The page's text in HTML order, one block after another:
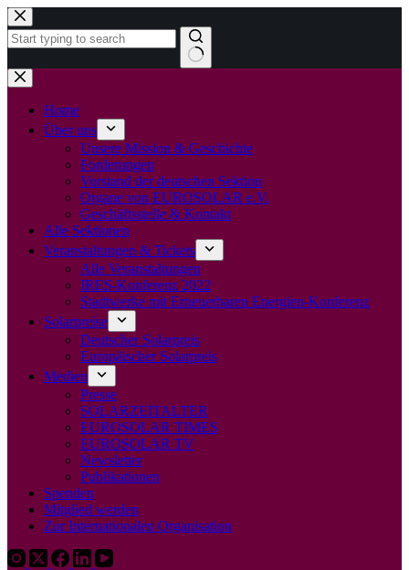
Zum
Inhalt
springen
Keine
Ergebnisse
Home
Über uns
Unsere Mission & Geschichte
Forderungen
Vorstand der deutschen Sektion
Organe von EUROSOLAR e.V.
Geschäftsstelle & Kontakt
Alle Sektionen
Veranstaltungen & Tickets
Alle Veranstaltungen
IRES-Konferenz 2022
Stadtwerke mit Erneuerbaren Energien-Konferenz
Solarpreise
Deutscher Solarpreis
Europäischer Solarpreis
Medien
Presse
SOLARZEITALTER
EUROSOLAR TIMES
EUROSOLAR TV
Newsletter
Publikationen
Spenden
Mitglied werden
Zur Internationalen Organisation